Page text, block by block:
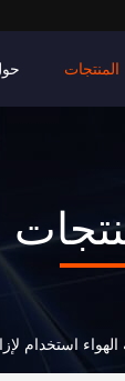
المنتجات
استخدام